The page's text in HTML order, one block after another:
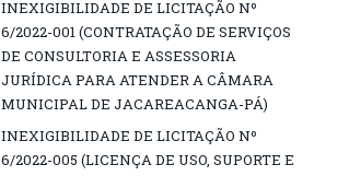
INEXIGIBILIDADE DE LICITAÇÃO Nº
6/2022-001 (CONTRATAÇÃO DE SERVIÇOS
DE CONSULTORIA E ASSESSORIA
JURÍDICA PARA ATENDER A CÂMARA
MUNICIPAL DE JACAREACANGA-PÁ)
INEXIGIBILIDADE DE LICITAÇÃO Nº
6/2022-005 (LICENÇA DE USO, SUPORTE E